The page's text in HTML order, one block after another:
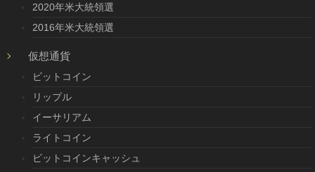
2020年米大統領選
2016年米大統領選
仮想通貨
ビットコイン
リップル
イーサリアム
ライトコイン
ビットコインキャッシュ